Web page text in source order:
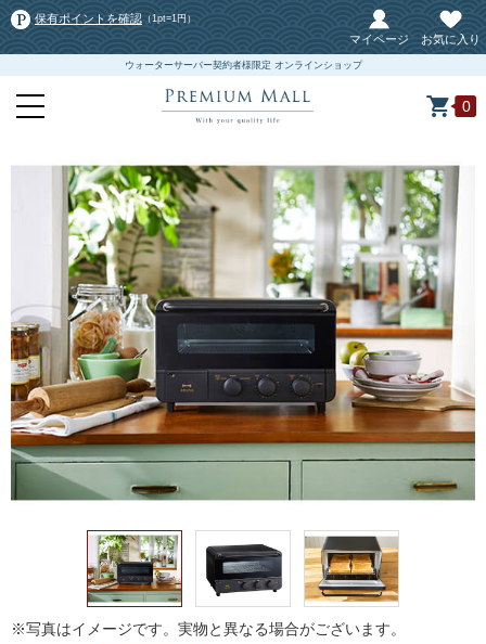
保有ポイントを確認 （1pt=1円）
マイページ お気に入り
ウォーターサーバー契約者様限定 オンラインショップ
0
※写真はイメージです。実物と異なる場合がございます。